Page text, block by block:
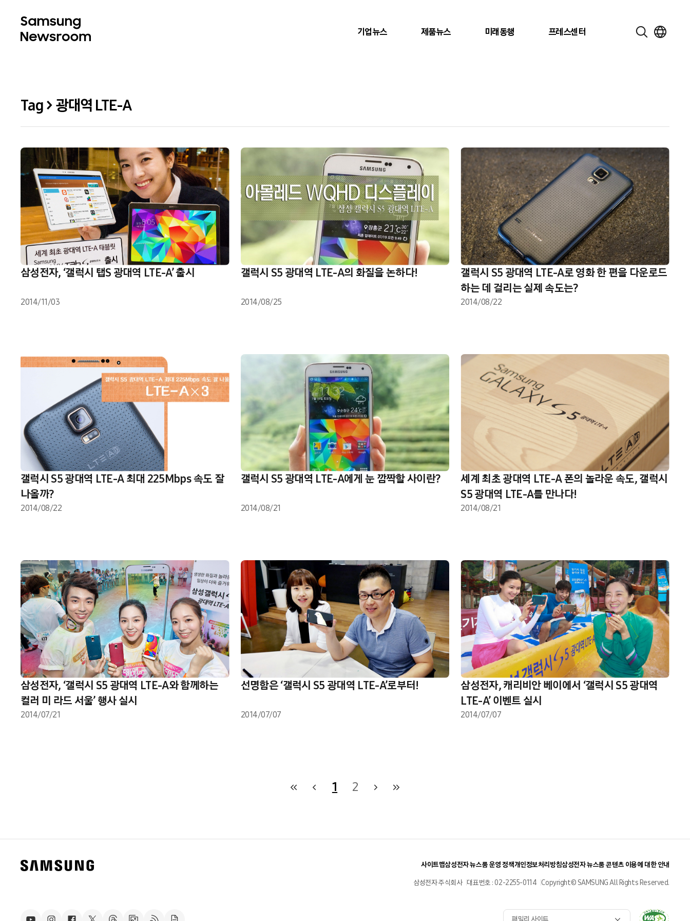
기업뉴스 제품뉴스 미래동행 프레스센터
Tag > 광대역 LTE-A
삼성전자, ‘갤럭시 탭S 광대역 LTE-A’ 출시
2014/11/03
갤럭시 S5 광대역 LTE-A의 화질을 논하다!
2014/08/25
갤럭시 S5 광대역 LTE-A로 영화 한 편을 다운로드
하는 데 걸리는 실제 속도는?
2014/08/22
갤럭시 S5 광대역 LTE-A 최대 225Mbps 속도 잘
나올까?
2014/08/22
갤럭시 S5 광대역 LTE-A에게 눈 깜짝할 사이란?
2014/08/21
세계 최초 광대역 LTE-A 폰의 놀라운 속도, 갤럭시
S5 광대역 LTE-A를 만나다!
2014/08/21
삼성전자, ‘갤럭시 S5 광대역 LTE-A와 함께하는
컬러 미 라드 서울’ 행사 실시
2014/07/21
선명함은 ‘갤럭시 S5 광대역 LTE-A’로부터!
2014/07/07
삼성전자, 캐리비안 베이에서 ‘갤럭시 S5 광대역
LTE-A’ 이벤트 실시
2014/07/07
1 2
사이트맵삼성전자 뉴스룸 운영 정책개인정보처리방침삼성전자 뉴스룸 콘텐츠 이용에 대한 안내
삼성전자 주식회사 대표번호 : 02-2255-0114 Copyright© SAMSUNG All Rights Reserved.